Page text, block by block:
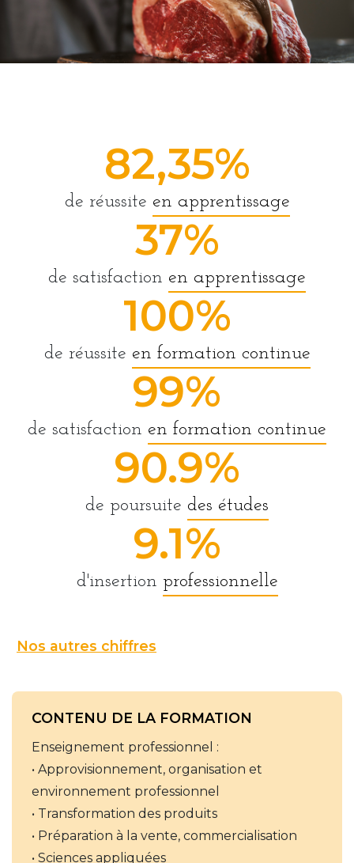
82,35%
de réussite en apprentissage
37%
de satisfaction en apprentissage
100%
de réussite en formation continue
99%
de satisfaction en formation continue
90.9%
de poursuite des études
9.1%
d'insertion professionnelle
Nos autres chiffres
CONTENU DE LA FORMATION
Enseignement professionnel :
• Approvisionnement, organisation et
environnement professionnel
• Transformation des produits
• Préparation à la vente, commercialisation
• Sciences appliquées